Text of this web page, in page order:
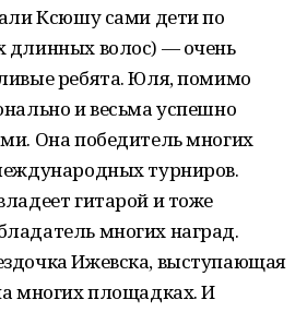
Ксюшу сами дети по
длинных волос) — очень
ребята. Юля, помимо
и весьма успешно
Она победитель многих
турниров.
гитарой и тоже
многих наград.
Ижевска, выступающая
многих площадках. И